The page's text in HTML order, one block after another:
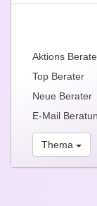
Aktions
Top Berater
Neue Berater
E-Mail
Thema